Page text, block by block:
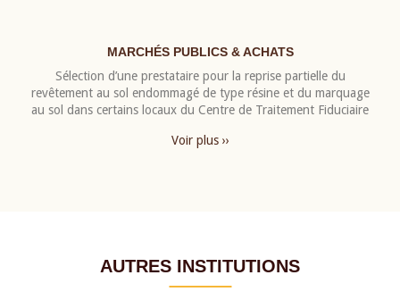
MARCHÉS PUBLICS & ACHATS
Sélection d’une prestataire pour la reprise partielle du
revêtement au sol endommagé de type résine et du marquage
au sol dans certains locaux du Centre de Traitement Fiduciaire
Voir plus ››
AUTRES INSTITUTIONS